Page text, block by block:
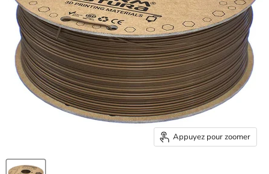
Appuyez pour zoomer